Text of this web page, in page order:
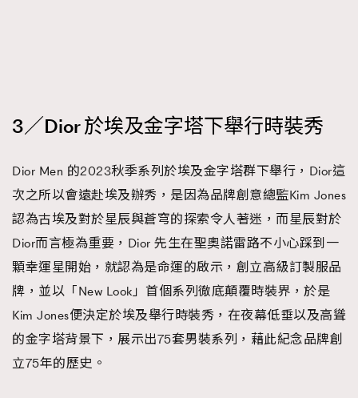
3／Dior 於埃及金字塔下舉行時裝秀
Dior Men 的2023秋季系列於埃及金字塔群下舉行，Dior這
次之所以會遠赴埃及辦秀，是因為品牌創意總監Kim Jones
認為古埃及對於星辰與蒼穹的探索令人著迷，而星辰對於
Dior而言極為重要，Dior 先生在聖奧諾雷路不小心踩到一
顆幸運星開始，就認為是命運的啟示，創立高級訂製服品
牌，並以「New Look」首個系列徹底顛覆時裝界，於是
Kim Jones便決定於埃及舉行時裝秀，在夜幕低垂以及高聳
的金字塔背景下，展示出75套男裝系列，藉此紀念品牌創
立75年的歷史。